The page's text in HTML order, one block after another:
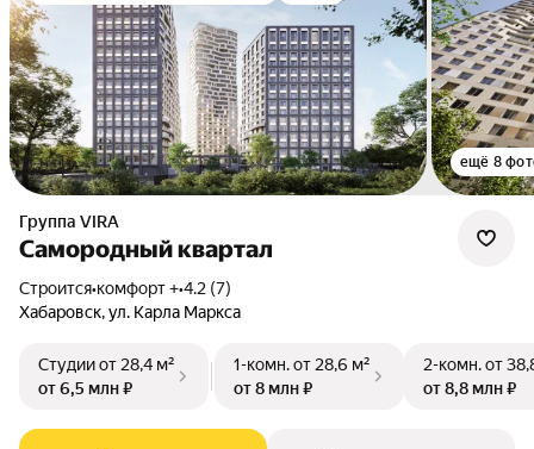
ещё 8
Группа VIRA
Самородный квартал
Строится•комфорт +•4.2 (7)
Хабаровск, ул. Карла Маркса
Студииот 28,4 м²
от 6,5 млн ₽
1-комн.от 28,6 м²
от 8 млн ₽
2-комн.от
от 8,8 млн ₽